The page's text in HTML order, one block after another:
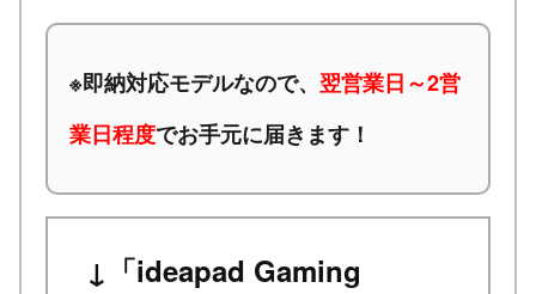
※即納対応モデルなので、 翌営業日～2営
業日程度でお手元に届きます！
↓「ideapad Gaming